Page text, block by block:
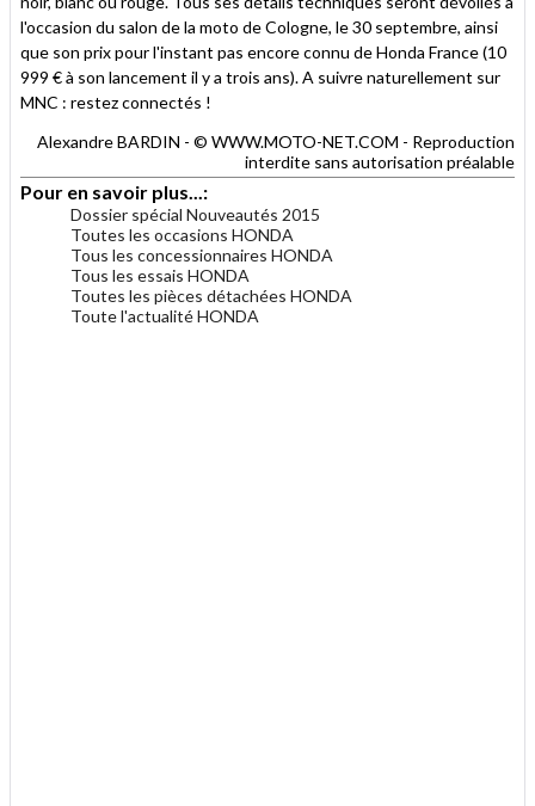
l'occasion du salon de la moto de Cologne, le 30 septembre, ainsi
que son prix pour l'instant pas encore connu de Honda France (10
999 € à son lancement il y a trois ans). A suivre naturellement sur
MNC : restez connectés !
Alexandre BARDIN - © WWW.MOTO-NET.COM - Reproduction
interdite sans autorisation préalable
Pour en savoir plus...:
Dossier spécial Nouveautés 2015
Toutes les occasions HONDA
Tous les concessionnaires HONDA
Tous les essais HONDA
Toutes les pièces détachées HONDA
Toute l'actualité HONDA